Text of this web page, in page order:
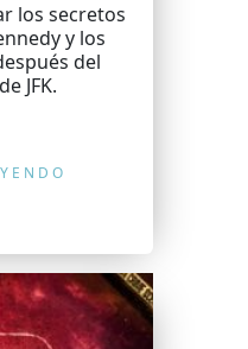
los secretos
y los
del
JFK.